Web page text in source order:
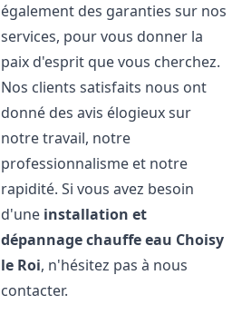
également des garanties sur nos
services, pour vous donner la
paix d'esprit que vous cherchez.
Nos clients satisfaits nous ont
donné des avis élogieux sur
notre travail, notre
professionnalisme et notre
rapidité. Si vous avez besoin
d'une installation et
dépannage chauffe eau Choisy
le Roi, n'hésitez pas à nous
contacter.